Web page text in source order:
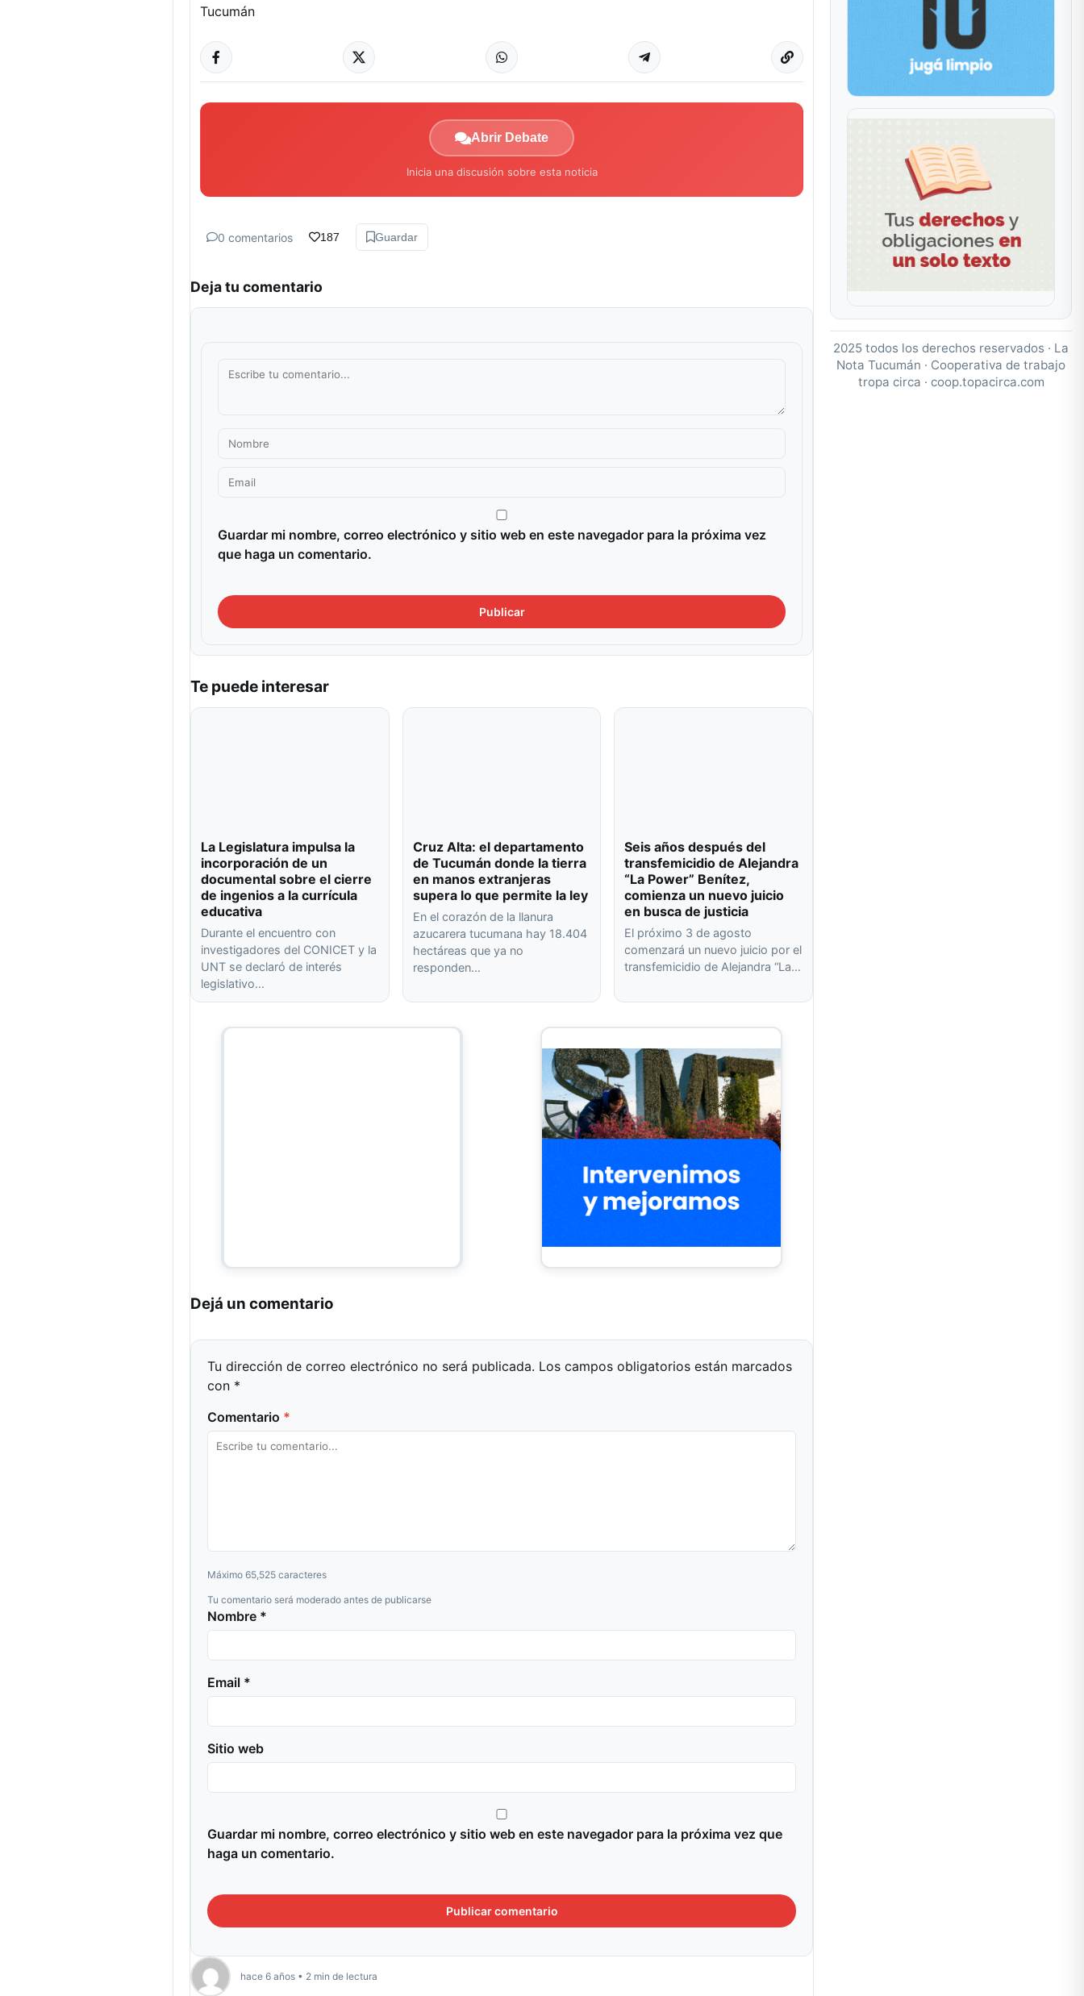
Tucumán
Abrir Debate
Inicia una discusión sobre esta noticia
0 comentarios 187 Guardar
Deja tu comentario
Guardar mi nombre, correo electrónico y sitio web en este navegador para la próxima vez
que haga un comentario.
Te puede interesar
La Legislatura impulsa la
incorporación de un
documental sobre el cierre
de ingenios a la currícula
educativa
Durante el encuentro con
investigadores del CONICET y la
UNT se declaró de interés
legislativo…
Cruz Alta: el departamento
de Tucumán donde la tierra
en manos extranjeras
supera lo que permite la ley
En el corazón de la llanura
azucarera tucumana hay 18.404
hectáreas que ya no
responden…
Seis años después del
transfemicidio de Alejandra
“La Power” Benítez,
comienza un nuevo juicio
en busca de justicia
El próximo 3 de agosto
comenzará un nuevo juicio por el
transfemicidio de Alejandra “La…
Dejá un comentario
Tu dirección de correo electrónico no será publicada. Los campos obligatorios están marcados
con *
Comentario *
Máximo 65,525 caracteres
Tu comentario será moderado antes de publicarse
Nombre *
Email *
Sitio web
Guardar mi nombre, correo electrónico y sitio web en este navegador para la próxima vez que
haga un comentario.
hace 6 años • 2 min de lectura
2025 todos los derechos reservados · La
Nota Tucumán · Cooperativa de trabajo
tropa circa · coop.topacirca.com